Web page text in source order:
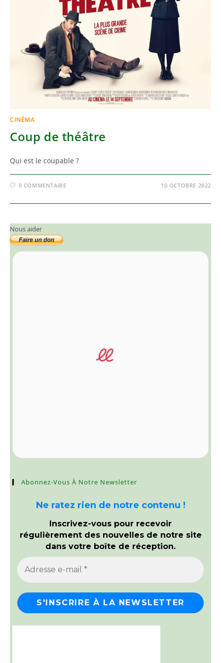
CINÉMA
Coup de théâtre
Qui est le coupable ?
0 COMMENTAIRE 10 OCTOBRE 2022
Nous aider
Abonnez-Vous À Notre Newsletter
Ne ratez rien de notre contenu !
Inscrivez-vous pour recevoir
régulièrement des nouvelles de notre site
dans votre boîte de réception.